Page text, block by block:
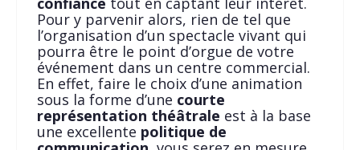
Pour y parvenir alors, rien de tel que
l’organisation d’un spectacle vivant qui
pourra être le point d’orgue de votre
événement dans un centre commercial.
En effet, faire le choix d’une animation
sous la forme d’une courte
représentation théâtrale est à la base
une excellente politique de